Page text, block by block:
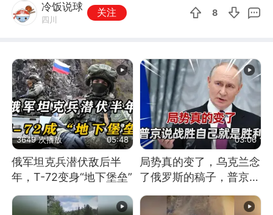
冷饭说球
四川
关注 8
3649 次播放 05:48
俄军坦克兵潜伏敌后半
年，T-72变身“地下堡垒”
03:06
局势真的变了，乌克兰念
了俄罗斯的稿子，普京说